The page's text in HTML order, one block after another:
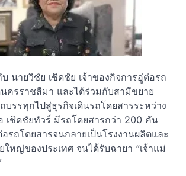
นายวิชัย เชิดชัย เจ้าของกิจการอู่ต่อรถ
ครราชสีมา และได้ร่วมกับสามีขยาย
บรรทุกไปสู่ธุรกิจเดินรถโดยสารระหว่าง
เชิดชัยทัวร์ มีรถโดยสารกว่า 200 คัน
อรถโดยสารจนกลายเป็นโรงงานผลิตและ
ใหญ่ของประเทศ จนได้รับฉายา “เจ้าแม่